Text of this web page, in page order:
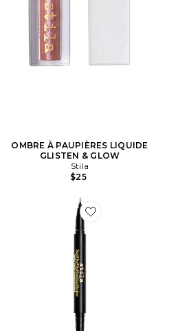
OMBRE À PAUPIÈRES LIQUIDE
GLISTEN & GLOW
Stila
$25
Favorite All Day Dual-